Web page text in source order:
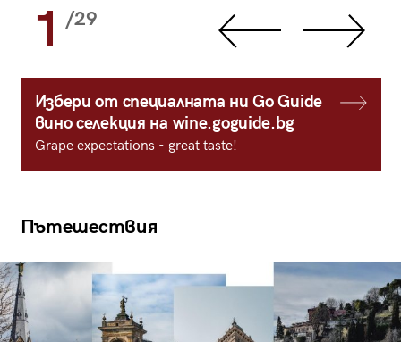
1 /29
Избери от специалната ни Go Guide
вино селекция на wine.goguide.bg
Grape expectations - great taste!
Пътешествия